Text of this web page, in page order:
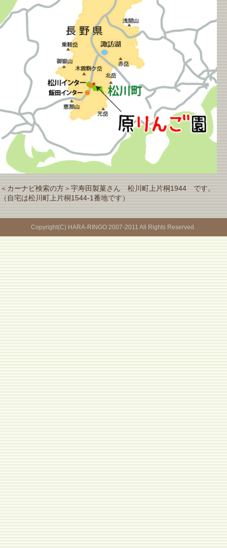
＜カーナビ検索の方＞宇寿田製菓さん 松川町上片桐1944 です。
（自宅は松川町上片桐1544-1番地です）
Copyright(C) HARA-RINGO 2007-2011 All Rights Reserved.